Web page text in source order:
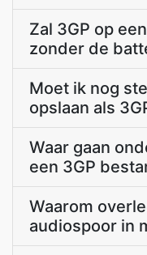
Zal 3GP op
zonder de
Moet ik nog
opslaan als
Waar gaan
een 3GP
Waarom
audiospoor in